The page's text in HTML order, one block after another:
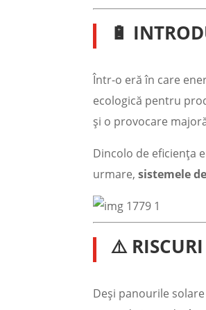
🔋
Într-o eră în care
ecologică pentru
și o provocare
Dincolo de eficiența
urmare,sistemele
⚠️
Deși panourile